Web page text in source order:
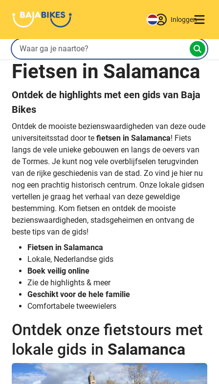
Inloggen
Fietsen in Salamanca
Ontdek de highlights met een gids van Baja
Bikes
Ontdek de mooiste bezienswaardigheden van deze oude
universiteitsstad door te fietsen in Salamanca! Fiets
langs de vele unieke gebouwen en langs de oevers van
de Tormes. Je kunt nog vele overblijfselen terugvinden
van de rijke geschiedenis van de stad. Zo vind je hier nu
nog een prachtig historisch centrum. Onze lokale gidsen
vertellen je graag het verhaal van deze geweldige
bestemming. Kom fietsen en ontdek de mooiste
bezienswaardigheden, stadsgeheimen en ontvang de
beste tips van de gids!
Fietsen in Salamanca
Lokale, Nederlandse gids
Boek veilig online
Zie de highlights & meer
Geschikt voor de hele familie
Comfortabele tweewielers
Ontdek onze fietstours met
lokale gids in Salamanca